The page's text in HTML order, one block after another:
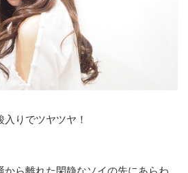
りでツヤツヤ！
から離れた閑静なソイの先にあらわ